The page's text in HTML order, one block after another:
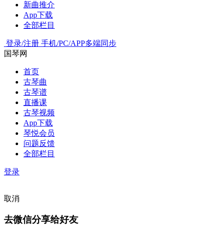
新曲推介
App下载
全部栏目
登录/注册 手机/PC/APP多端同步
国琴网
首页
古琴曲
古琴谱
直播课
古琴视频
App下载
琴悦会员
问题反馈
全部栏目
登录
取消
去微信分享给好友